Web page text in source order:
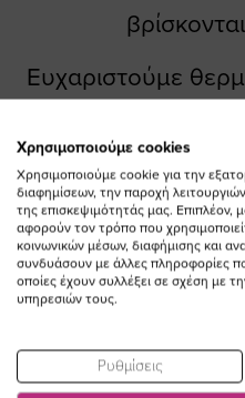
Ευχαριστούμε
Χαμόγελο του
έργο που
χαιρόμαστε να
ένα καλύτερο
Χρησιμοποιούμε cookies
Χρησιμοποιούμε cookie για την
διαφημίσεων, την παροχή
της επισκεψιμότητάς μας. Επιπλέον,
αφορούν τον τρόπο που
κοινωνικών μέσων, διαφήμισης και
συνδυάσουν με άλλες πληροφορίες
οποίες έχουν συλλέξει σε σχέση με
υπηρεσιών τους.
Ρυθμίσεις